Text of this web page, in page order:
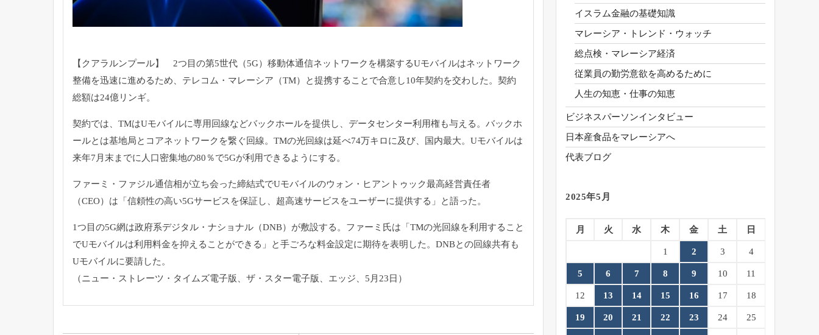
【クアラルンプール】 2つ目の第5世代（5G） 移動体通信ネットワークを構築するUモバイルはネットワーク
整備を迅速に進めるため、テレコム・マレーシア（TM） と提携することで合意し10年契約を交わした。 契約
総額は24億リンギ。
契約では、 TMはUモバイルに専用回線などバックホールを提供し、 データセンター利用権も与える。 バックホ
ールとは基地局とコアネットワークを繋ぐ回線。 TMの光回線は延べ74万キロに及び、国内最大。 Uモバイルは
来年7月末までに人口密集地の80％で5Gが利用できるようにする。
ファーミ・ ファジル通信相が立ち会った締結式でUモバイルのウォン・ ヒアントゥック最高経営責任者
（CEO）は「 信頼性の高い5Gサービスを保証し、 超高速サービスをユーザーに提供する」と語った。
1つ目の5G網は政府系デジタル・ナショナル（DNB） が敷設する。ファーミ氏は「 TMの光回線を利用すること
でUモバイルは利用料金を抑えること ができる」と手ごろな料金設定に期待を表明した。 DNBとの回線共有も
Uモバイルに要請した。
（ニュー・ストレーツ・タイムズ電子版、ザ・スター電子版、 エッジ、5月23日）
イスラム金融の基礎知識
マレーシア・トレンド・ウォッチ
総点検・マレーシア経済
従業員の勤労意欲を高めるために
人生の知恵・仕事の知恵
ビジネスパーソンインタビュー
日本産食品をマレーシアへ
代表ブログ
2025年5月
月 火 水 木 金 土 日
1 2 3 4
5 6 7 8 9 10 11
12 13 14 15 16 17 18
19 20 21 22 23 24 25